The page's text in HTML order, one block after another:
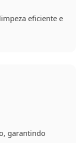
eficiente e
garantindo